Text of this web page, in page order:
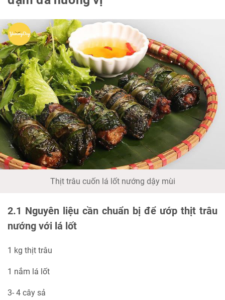
Thịt trâu cuốn lá lốt nướng dậy mùi
2.1 Nguyên liệu cần chuẩn bị để ướp thịt trâu
nướng với lá lốt
1 kg thịt trâu
1 nắm lá lốt
3- 4 cây sả